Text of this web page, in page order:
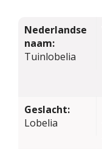
Nederlandse
naam:
Tuinlobelia
Geslacht:
Lobelia